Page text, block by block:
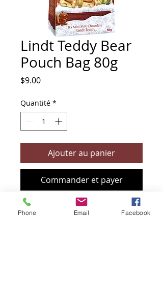
Lindt Teddy Bear
Pouch Bag 80g
$9.00Prix
Quantité *
Ajouter au panier
Commander et payer
Phone Email Facebook